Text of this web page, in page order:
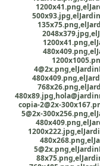
copia-2@2x-
5@2x-